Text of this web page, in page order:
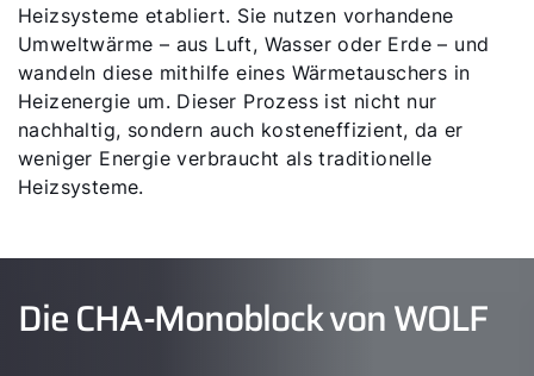
Heizsysteme etabliert. Sie nutzen vorhandene
Umweltwärme – aus Luft, Wasser oder Erde – und
wandeln diese mithilfe eines Wärmetauschers in
Heizenergie um. Dieser Prozess ist nicht nur
nachhaltig, sondern auch kosteneffizient, da er
weniger Energie verbraucht als traditionelle
Heizsysteme.
Die CHA-Monoblock von WOLF